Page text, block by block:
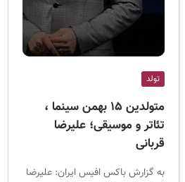
تولد
متولدین ۱۵ بهمن سینما ،
تئاتر و موسیقی؛ علیرضا
قربانی
به گزارش باکس افیس ایران: علیرضا